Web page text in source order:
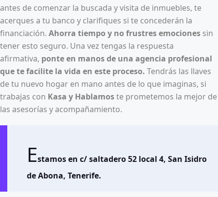
antes de comenzar la buscada y visita de inmuebles, te
acerques a tu banco y clarifiques si te concederán la
financiación. Ahorra tiempo y no frustres emociones sin
tener esto seguro. Una vez tengas la respuesta
afirmativa, ponte en manos de una agencia profesional
que te facilite la vida en este proceso. Tendrás las llaves
de tu nuevo hogar en mano antes de lo que imaginas, si
trabajas con Kasa y Hablamoste prometemos la mejor de
las asesorías y acompañamiento.
Estamos en c/ saltadero 52 local 4, San Isidro
de Abona, Tenerife.